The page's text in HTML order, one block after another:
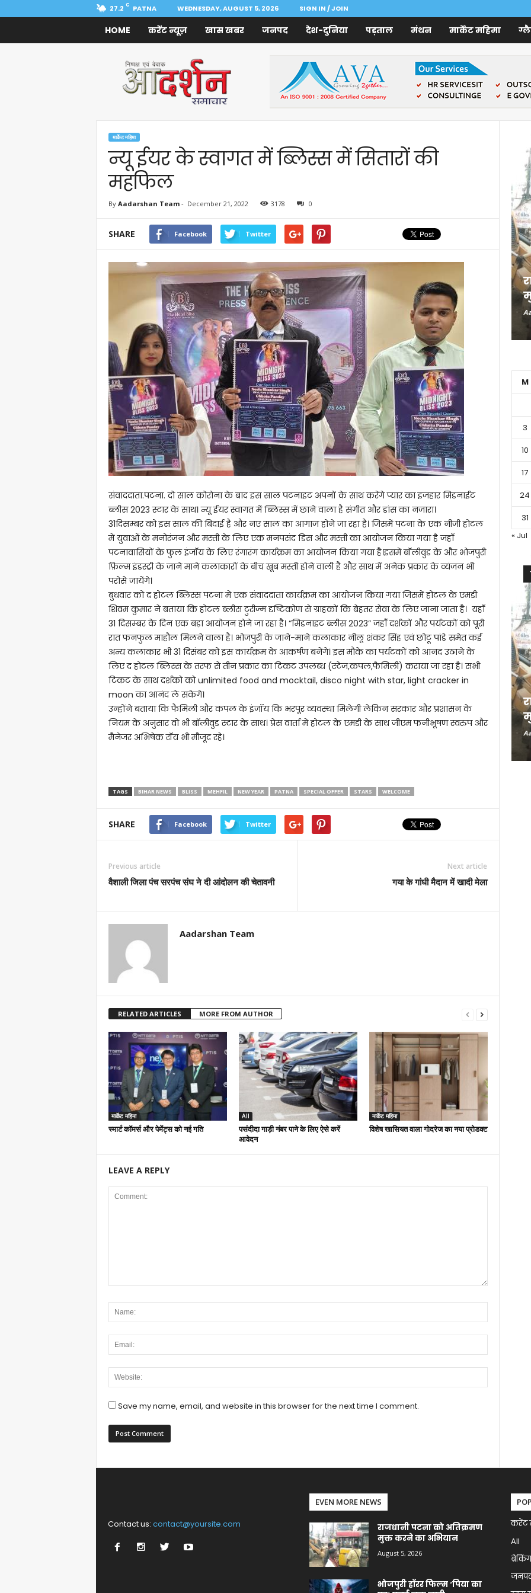
27.2 C PATNA WEDNESDAY, AUGUST 5, 2026 SIGN IN / JOIN
HOME करेंट न्यूज़ खास खबर जनपद देश-दुनिया पड़ताल मंथन मार्केट महिमा
Samachar
मार्केट महिमा
न्यू ईयर के स्वागत में ब्लिस्स में सितारों की
महफिल
By Aadarshan Team- December 21, 2022 3178 0
SHARE Facebook Twitter
संवाददाता.पटना. दो साल कोरोना के बाद इस साल पटनाइट अपनों के साथ करेंगे प्यार का इजहार मिडनाईट
ब्लीस 2023 स्टार के साथ। न्यू ईयर स्वागत में ब्लिस्स में छाने वाला है संगीत और डांस का नजारा।
31दिसम्बर को इस साल की बिदाई है और नए साल का आगाज होने जा रहा है। जिसमें पटना के एक नीजी होटल
में युवाओं के मनोरंजन और मस्ती के लिए एक मनपसंद डिस और मस्ती का आयोजन किया गया है जहाँ
पटनावासियों के फुल इंजॉय के लिए रंगारंग कार्यक्रम का आयोजन किया गया है।इसमें बॉलीवुड के और भोजपुरी
फ़िल्म इंडस्ट्री के जाने माने कलाकारों के बीच खूब मस्ती होने वाली है और साथ में अनेक प्रकार के व्यंजन भी
परोसे जायेंगे।
बुधवार को द होटल ब्लिस्स पटना में एक संवाददाता कार्यक्रम का आयोजन किया गया जिसमें होटल के एमडी
शिवम कुमार ने बताया कि होटल ब्लीस टुरीज्म दृष्टिकोण से ग्राहकों कि बेहतर सेवा के लिए जाना जाता है। यहाँ
31 दिसम्बर के दिन एक बड़ा आयोजन होने जा रहा है। “मिडनाइट ब्लीस 2023” जहाँ दर्शकों और पर्यटकों को पूरी
रात फनफुल माहौल मिलने वाला है। भोजपुरी के जाने-माने कलाकार नीलू शंकर सिंह एवं छोटू पांडे समेत कई
अन्य कलाकार भी 31 दिसंबर को इस कार्यक्रम के आकर्षण बनेंगे। इस मौके का पर्यटकों को आनद उठाने के
लिए द होटल ब्लिस्स के तरफ से तीन प्रकार का टिकट उपलब्ध (स्टेज,कपल,फैमिली) कराया जा रहा है। सभी
टिकट के साथ दर्शको को unlimited food and mocktail, disco night with star, light cracker in
moon का आनंद ले सकेगे।
उन्होंने बताया कि फैमिली और कपल के इंजॉय कि भरपूर व्यवस्था मिलेगी लेकिन सरकार और प्रशासन के
नियम के अनुसार वो भी बॉलीवुड स्टार के साथ। प्रेस वार्ता में होटल के एमडी के साथ जीएम फनीभूषण स्वरुप और
मैनेजर अभिषेक रॉय भी मौजूद रहे।
TAGS BIHAR NEWS BLISS MEHFIL NEW YEAR PATNA SPECIAL OFFER STARS WELCOME
SHARE Facebook Twitter
Previous article
वैशाली जिला पंच सरपंच संघ ने दी आंदोलन की चेतावनी
Next article
गया के गांधी मैदान में खादी मेला
Aadarshan Team
RELATED ARTICLES MORE FROM AUTHOR
मार्केट महिमा
स्मार्ट कॉमर्स और पेमेंट्स को नई गति
All
पसंदीदा गाड़ी नंबर पाने के लिए ऐसे करें
आवेदन
मार्केट महिमा
विशेष खासियत वाला गोदरेज का नया प्रोडक्ट
LEAVE A REPLY
Save my name, email, and website in this browser for the next time I comment.
M
3
10
17
24
31
« Jul
Contact us: contact@yoursite.com
EVEN MORE NEWS
राजधानी पटना को अतिक्रमण
मुक्त करने का अभियान
August 5, 2026
भोजपुरी हॉरर फिल्म ‘पिया का
करेंट
All